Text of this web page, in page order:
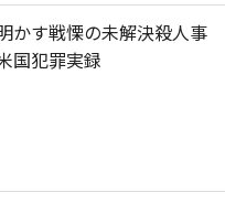
かす戦慄の未解決殺人事
国犯罪実録